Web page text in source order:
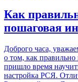
Как
пошаговая
Доброго часа,
о том, как правильно
пришло время
настройка РСЯ.